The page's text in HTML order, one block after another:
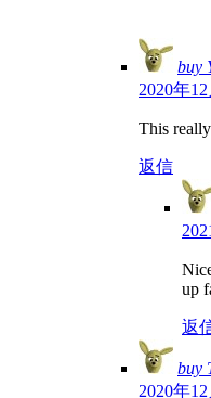
buy
2020年
This
返信
up
返
buy
2020年